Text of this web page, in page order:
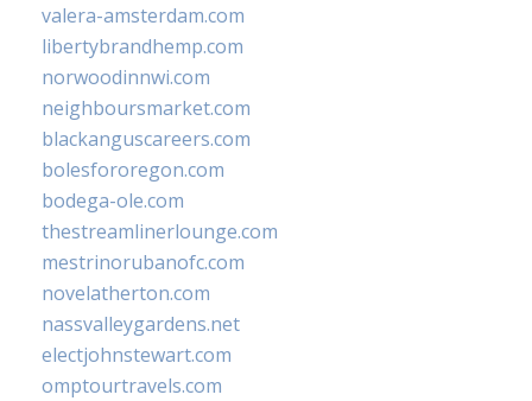
valera-amsterdam.com
libertybrandhemp.com
norwoodinnwi.com
neighboursmarket.com
blackanguscareers.com
bolesfororegon.com
bodega-ole.com
thestreamlinerlounge.com
mestrinorubanofc.com
novelatherton.com
nassvalleygardens.net
electjohnstewart.com
omptourtravels.com